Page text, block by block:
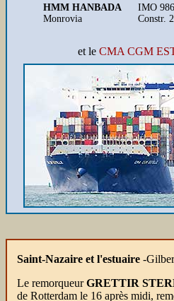
HMM HANBADA
Monrovia
IMO
Constr.
et le CMA CGM
Saint-Nazaire et l'estuaire -
Le remorqueurGRETTIR
de Rotterdam le 16 après midi,